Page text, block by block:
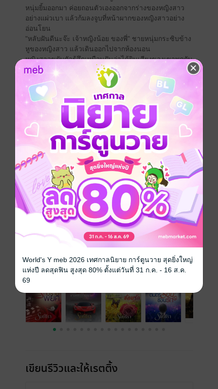
หนุ่มยิ้มออกมา ค่อยถอนตัวเองออกจากร่างของหญิงสาว
อย่างแผ่วเบา แล้วก้มลงจูบที่หน้าผากของหญิงสาวอย่าง
อ่อนโยน
"หลับฝันดีนะจ๊ะ เจ้าหญิงน้อย ของพี่" ชายหนุ่มกระซิบข้าง
หูของหญิงสาว แล้วเดินออกไปจากห้องนอน
หญิงสาวขยับตัวรู้สึกเหมือนฝันว่าได้ยินเสียงของเขาพูดกับ
เธอแล้วเธอก็สะดุ้งลืมตาขึ้นมา มองซ้ายมองขวาสำนึกได้
ว่าฌอนนออยู่บนออกของเธอแต่ตอนนี้เขาหายไปไหนแล้ว
เหลือแต่ห้องกว้างที่ว่างเปล่าไร้วีแววของชายหนุ่มที่เธอ
รู้สึกเหมือนได้ยินเสียงของเขาในความฝันเสียงที่เขาพูดกับ
เธอในฐานะปิ่น ไม่ใช่แมนพ่อครัวของเขา
"เราคงจะฝันไป เขาจะชอบเราได้ยังไง เขาก็บอกอยู่ว่าเขา
ชอบผู้ชาย" หญิงสาวพูดบ่นกับตัวเอง เดินออกไปมองดูที่
หน้าห้อง แล้วหันกลับมา // ตี้ ๆๆๆๆ // เสียงโทรศัพท์ของ
เธอดังขึ้น หญิงสาวเดินไปรับสาย
ประเภทไฟล์ pdf, epub(สารบัญ)
วันที่วางขาย 15 มิถุนายน 2558
ความยาว 515 หน้า (≈ 168,185 คำ)
319 บาท (ประหยัด 28%)
เรื่องที่คุณน่าจะสนใจ
เขียนรีวิวและให้เรตติ้ง
World's Y meb 2026 เทศกาลนิยาย การ์ตูนวาย สุดยิ่งใหญ่
แห่งปี ลดสุดฟิน สูงสุด 80% ตั้งแต่วันที่ 31 ก.ค. - 16 ส.ค.
69